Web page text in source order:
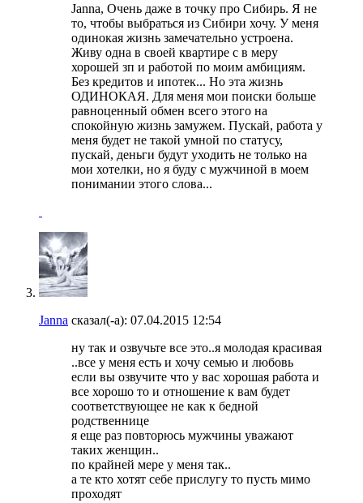
Janna, Очень даже в точку про Сибирь. Я не
то, чтобы выбраться из Сибири хочу. У меня
одинокая жизнь замечательно устроена.
Живу одна в своей квартире с в меру
хорошей зп и работой по моим амбициям.
Без кредитов и ипотек... Но эта жизнь
ОДИНОКАЯ. Для меня мои поиски больше
равноценный обмен всего этого на
спокойную жизнь замужем. Пускай, работа у
меня будет не такой умной по статусу,
пускай, деньги будут уходить не только на
мои хотелки, но я буду с мужчиной в моем
понимании этого слова...
Janna сказал(-а): 07.04.2015 12:54
ну так и озвучьте все это..я молодая красивая
..все у меня есть и хочу семью и любовь
если вы озвучите что у вас хорошая работа и
все хорошо то и отношение к вам будет
соответствующее не как к бедной
родственнице
я еще раз повторюсь мужчины уважают
таких женщин..
по крайней мере у меня так..
а те кто хотят себе прислугу то пусть мимо
проходят